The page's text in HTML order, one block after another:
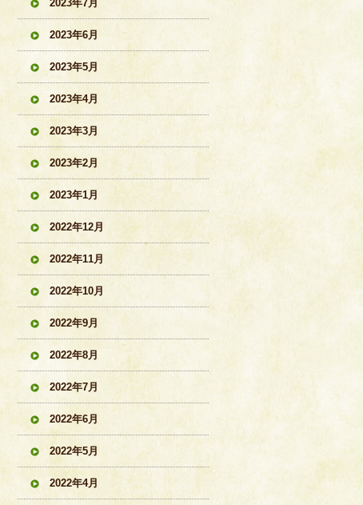
2023年7月
2023年6月
2023年5月
2023年4月
2023年3月
2023年2月
2023年1月
2022年12月
2022年11月
2022年10月
2022年9月
2022年8月
2022年7月
2022年6月
2022年5月
2022年4月